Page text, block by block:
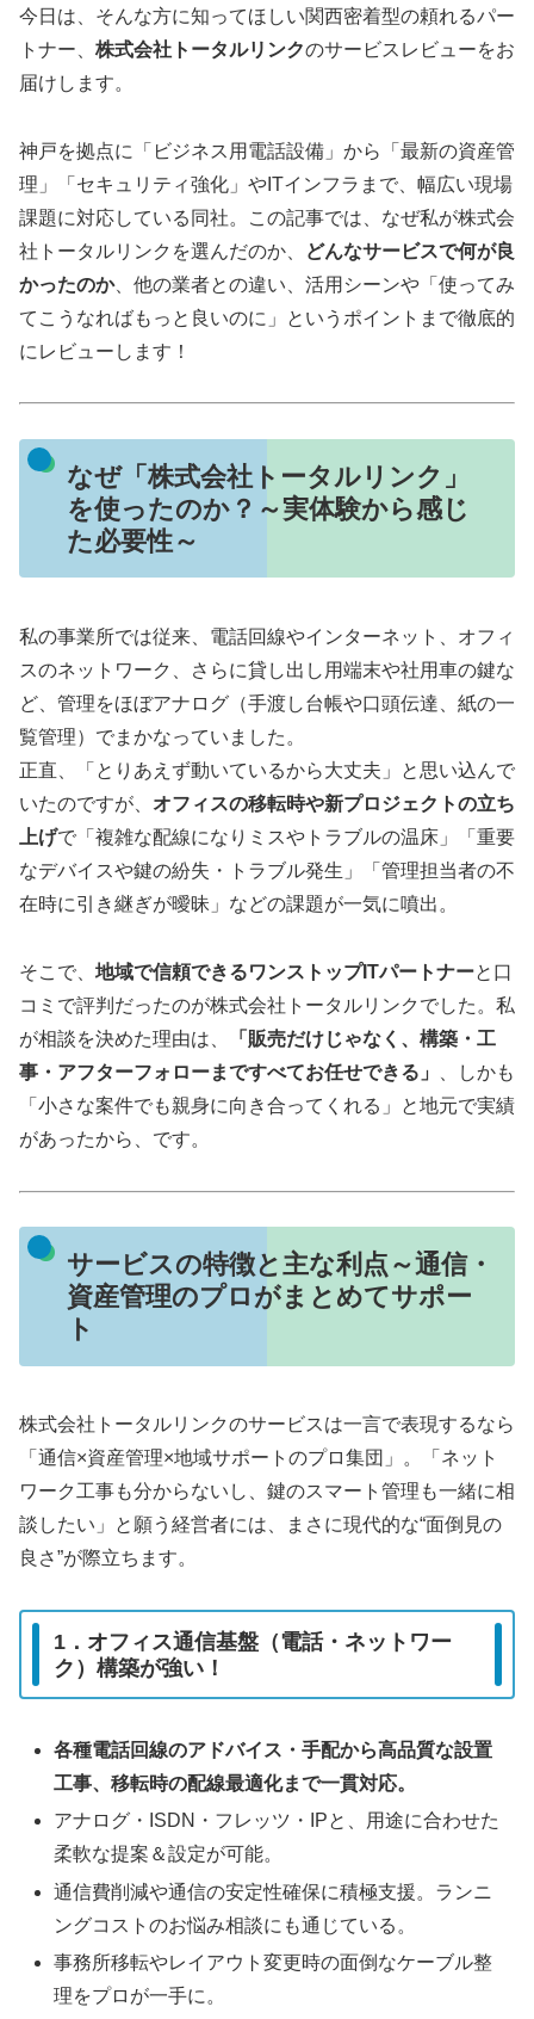
今日は、そんな方に知ってほしい関西密着型の頼れるパー
トナー、 株式会社トータルリンクのサービスレビューをお
届けします。
神戸を拠点に「ビジネス用電話設備」から「最新の資産管
理」「セキュリティ強化」やITインフラまで、幅広い現場
課題に対応している同社。この記事では、なぜ私が株式会
社トータルリンクを選んだのか、
どんなサービスで何が良
かったのか、他の業者との違い、活用シーンや「使ってみ
てこうなればもっと良いのに」というポイントまで徹底的
にレビューします！
なぜ「株式会社トータルリンク」
を使ったのか？～実体験から感じ
た必要性～
私の事業所では従来、電話回線やインターネット、オフィ
スのネットワーク、さらに貸し出し用端末や社用車の鍵な
ど、管理をほぼアナログ（手渡し台帳や口頭伝達、紙の一
覧管理）でまかなっていました。
正直、「とりあえず動いているから大丈夫」と思い込んで
いたのですが、 オフィスの移転時や新プロジェクトの立ち
上げで「複雑な配線になりミスやトラブルの温床」「重要
なデバイスや鍵の紛失・トラブル発生」「管理担当者の不
在時に引き継ぎが曖昧」などの課題が一気に噴出。
そこで、 地域で信頼できるワンストップITパートナーと口
コミで評判だったのが株式会社トータルリンクでした。私
が相談を決めた理由は、
「販売だけじゃなく、構築・工
事・アフターフォローまですべてお任せできる」
、しかも
「小さな案件でも親身に向き合ってくれる」と地元で実績
があったから、です。
サービスの特徴と主な利点～通信・
資産管理のプロがまとめてサポー
ト
株式会社トータルリンクのサービスは一言で表現するなら
「通信×資産管理×地域サポートのプロ集団」。「ネット
ワーク工事も分からないし、鍵のスマート管理も一緒に相
談したい」と願う経営者には、まさに現代的な“面倒見の
良さ”が際立ちます。
1．オフィス通信基盤（電話・ネットワー
ク）構築が強い！
各種電話回線のアドバイス・手配から高品質な設置
工事、移転時の配線最適化まで一貫対応。
アナログ・ISDN・フレッツ・IPと、用途に合わせた
柔軟な提案＆設定が可能。
通信費削減や通信の安定性確保に積極支援。ランニ
ングコストのお悩み相談にも通じている。
事務所移転やレイアウト変更時の面倒なケーブル整
理をプロが一手に。